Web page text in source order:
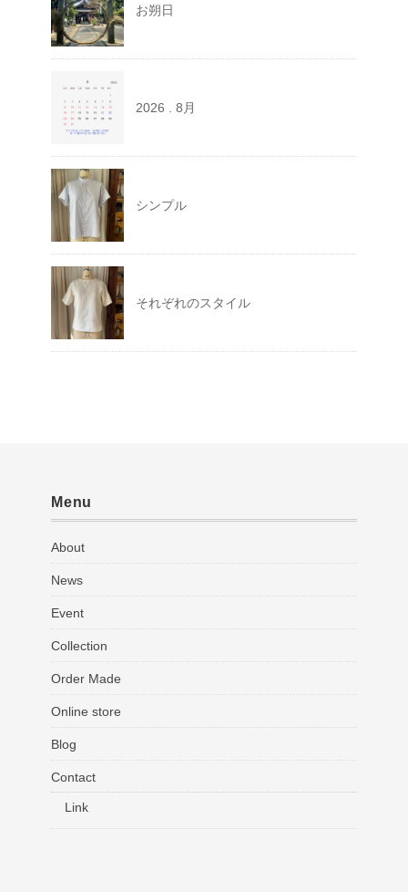
お朔日
2026 . 8月
シンプル
それぞれのスタイル
Menu
About
News
Event
Collection
Order Made
Online store
Blog
Contact
Link